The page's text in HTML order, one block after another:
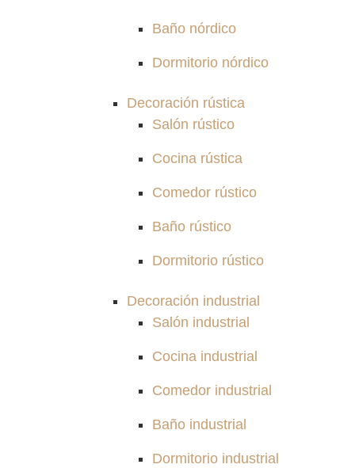
Baño nórdico
Dormitorio nórdico
Decoración rústica
Salón rústico
Cocina rústica
Comedor rústico
Baño rústico
Dormitorio rústico
Decoración industrial
Salón industrial
Cocina industrial
Comedor industrial
Baño industrial
Dormitorio industrial